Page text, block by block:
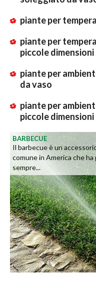
piante per
piante per
piccole dimensioni
piante per
da vaso
piante per
piccole dimensioni
BARBECUE
Il barbecue è un
comune in America che
sempre...